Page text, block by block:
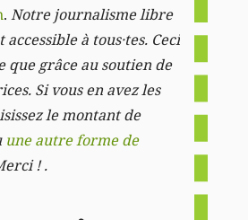
. Notre journalisme libre
accessible à tous·tes. Ceci
que grâce au soutien de
Si vous en avez les
le montant de
une autre forme de
! .